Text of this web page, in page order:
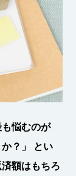
悩むのが
か？」 とい
額はもちろ